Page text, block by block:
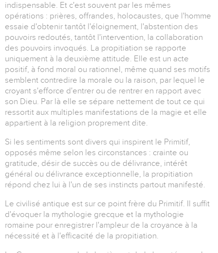
indispensable. Et c'est souvent par les mêmes
opérations : prières, offrandes, holocaustes, que l'homme
essaie d'obtenir tantôt l'éloignement, l'abstention des
pouvoirs redoutés, tantôt l'intervention, la collaboration
des pouvoirs invoqués. La propitiation se rapporte
uniquement à la deuxième attitude. Elle est un acte
positif, à fond moral ou rationnel, même quand ses motifs
semblent contredire la morale ou la raison, par lequel le
croyant s'efforce d'entrer ou de rentrer en rapport avec
son Dieu. Par là elle se sépare nettement de tout ce qui
ressortit aux multiples manifestations de la magie et elle
appartient à la religion proprement dite.
Si les sentiments sont divers qui inspirent le Primitif,
opposés même selon les circonstances : crainte ou
gratitude, désir de succès ou de délivrance, intérêt
général ou délivrance exceptionnelle, la propitiation
répond chez lui à l'un de ses instincts partout manifesté.
Le civilisé antique est sur ce point frère du Primitif. Il suffit
d'évoquer la mythologie grecque et la mythologie
romaine pour enregistrer l'ampleur de la croyance à la
nécessité et à l'efficacité de la propitiation.